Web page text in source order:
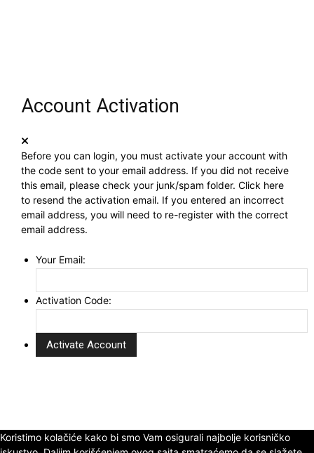
Account Activation
Before you can login, you must activate your account with
the code sent to your email address. If you did not receive
this email, please check your junk/spam folder. Click here
to resend the activation email. If you entered an incorrect
email address, you will need to re-register with the correct
email address.
Your Email:
Activation Code:
Koristimo kolačiće kako bi smo Vam osigurali najbolje korisničko